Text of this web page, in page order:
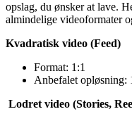
opslag, du ønsker at lave.
almindelige videoformater
Kvadratisk video (Feed)
Format: 1:1
Anbefalet opløsning:
Lodret video (Stories,